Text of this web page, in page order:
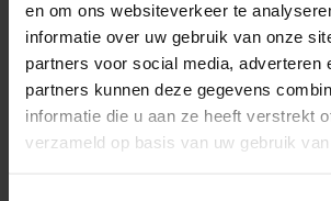
en om ons websiteverkeer te
informatie over uw gebruik van onze
partners voor social media, adverteren
partners kunnen deze gegevens
informatie die u aan ze heeft verstrekt
verzameld op basis van uw gebruik
05 NOVEMBER 2021
Uitspraak Hoge Raad:
20/01038)